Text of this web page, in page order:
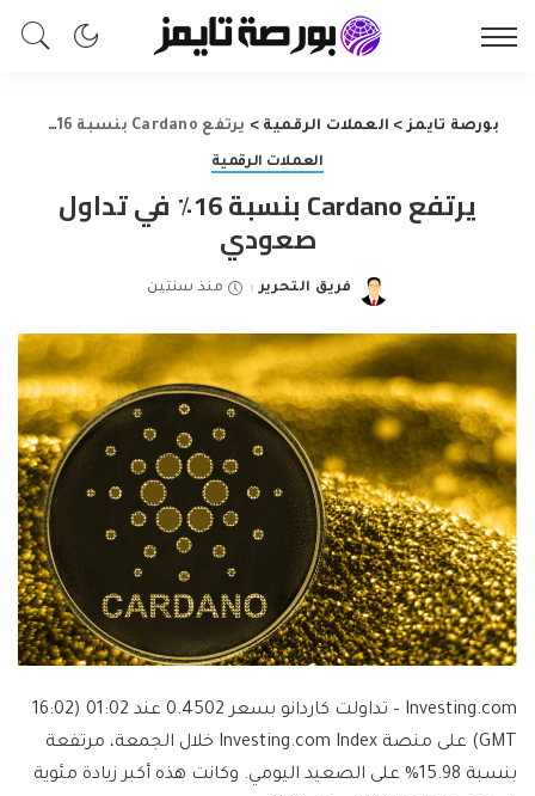
بورصة تايمز> العملات الرقمية > يرتفع Cardano بنسبة 16٪ في تداول صعودي
العملات الرقمية
يرتفع Cardano بنسبة 16٪ في تداول
صعودي
Posted
فريق التحرير منذ سنتين
Investing.com – تداولت كاردانو بسعر 0.4502 عند 01:02 (16:02
GMT) على منصة Investing.com Index خلال الجمعة، مرتفعة
بنسبة 15.98% على الصعيد اليومي. وكانت هذه أكبر زيادة مئوية